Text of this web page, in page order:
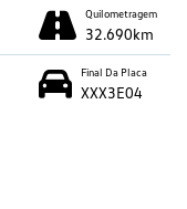
Quilometragem
32.690km
Final Da Placa
XXX3E04